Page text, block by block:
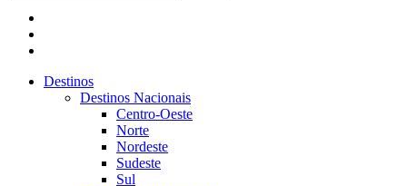
Destinos
Destinos Nacionais
Centro-Oeste
Norte
Nordeste
Sudeste
Sul